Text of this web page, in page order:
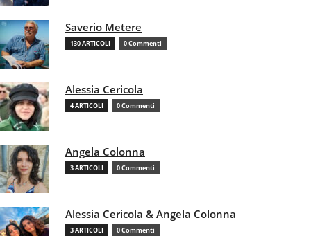
Saverio Metere
130 ARTICOLI 0 Commenti
Alessia Cericola
4 ARTICOLI 0 Commenti
Angela Colonna
3 ARTICOLI 0 Commenti
Alessia Cericola & Angela Colonna
3 ARTICOLI 0 Commenti